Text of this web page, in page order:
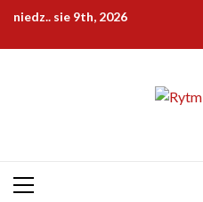
Przejdź
treści
niedz.. sie 9th, 2026
Menu